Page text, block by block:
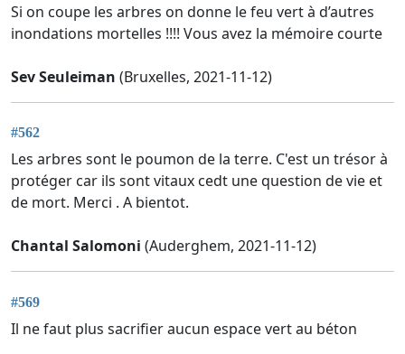
Si on coupe les arbres on donne le feu vert à d’autres
inondations mortelles !!!! Vous avez la mémoire courte
Sev Seuleiman (Bruxelles, 2021-11-12)
#562
Les arbres sont le poumon de la terre. C'est un trésor à
protéger car ils sont vitaux cedt une question de vie et
de mort. Merci . A bientot.
Chantal Salomoni (Auderghem, 2021-11-12)
#569
Il ne faut plus sacrifier aucun espace vert au béton